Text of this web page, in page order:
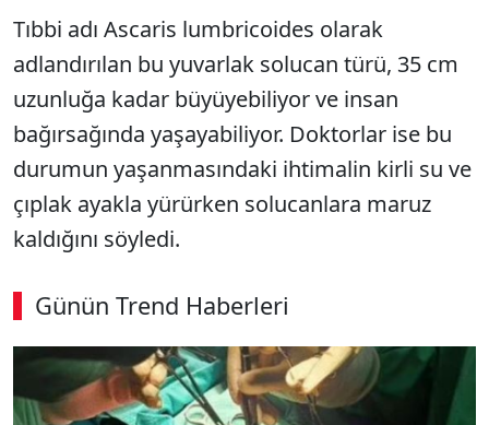
Tıbbi adı Ascaris lumbricoides olarak
adlandırılan bu yuvarlak solucan türü, 35 cm
uzunluğa kadar büyüyebiliyor ve insan
bağırsağında yaşayabiliyor. Doktorlar ise bu
durumun yaşanmasındaki ihtimalin kirli su ve
çıplak ayakla yürürken solucanlara maruz
kaldığını söyledi.
Günün Trend Haberleri